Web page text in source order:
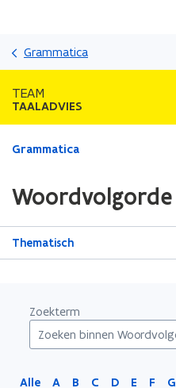
Grammatica
TEAM
TAALADVIES
Gedaan
zich
op:
Woordvolgorde
Grammatica
Woordvolgorde
Thematisch
Zoekterm
Alle A B C D E F G